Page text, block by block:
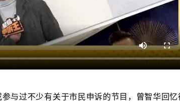
与过不少有关于市民申诉的节目，曾智华回忆